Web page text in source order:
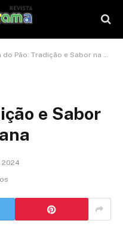
Pão: Tradição e Sabor na Mesa Paulistana
e Sabor
2024